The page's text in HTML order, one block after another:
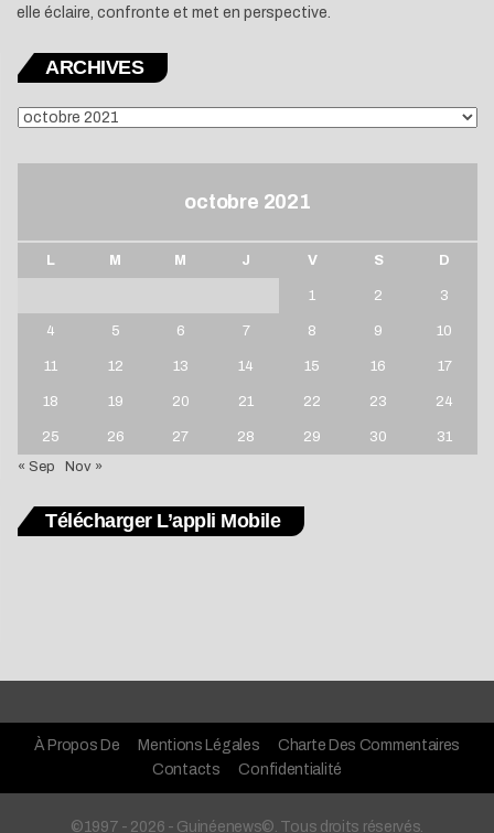
elle éclaire, confronte et met en perspective.
ARCHIVES
ARCHIVES
octobre 2021
L M M J V S D
1 2 3
4 5 6 7 8 9 10
11 12 13 14 15 16 17
18 19 20 21 22 23 24
25 26 27 28 29 30
31
« Sep
Nov »
Télécharger L’appli Mobile
À Propos De Mentions Légales
Charte Des Commentaires
Contacts
Confidentialité
©1997 - 2026 - Guinéenews©. Tous droits réservés.